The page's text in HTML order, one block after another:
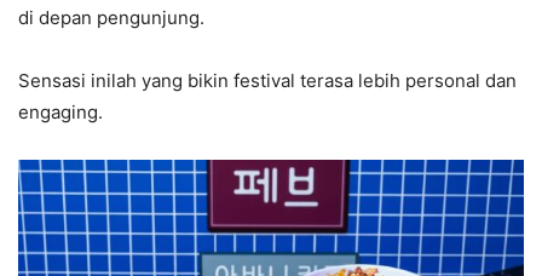
di depan pengunjung.
Sensasi inilah yang bikin festival terasa lebih personal dan
engaging.